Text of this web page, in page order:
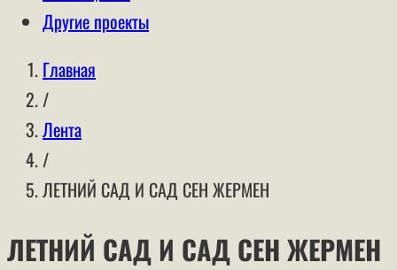
Другие проекты
Главная
/
Лента
/
ЛЕТНИЙ САД И САД СЕН ЖЕРМЕН
ЛЕТНИЙ САД И САД СЕН ЖЕРМЕН